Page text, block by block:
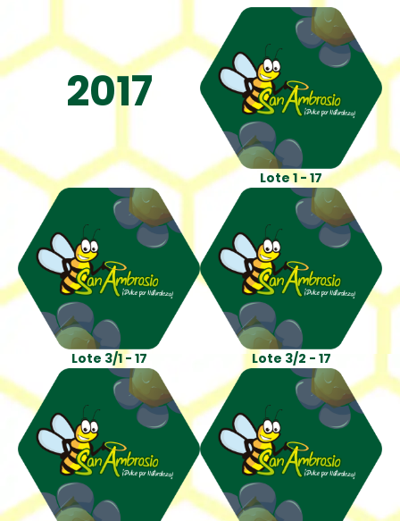
2017
Lote 1 - 17
Lote 3/1 - 17 Lote 3/2 - 17